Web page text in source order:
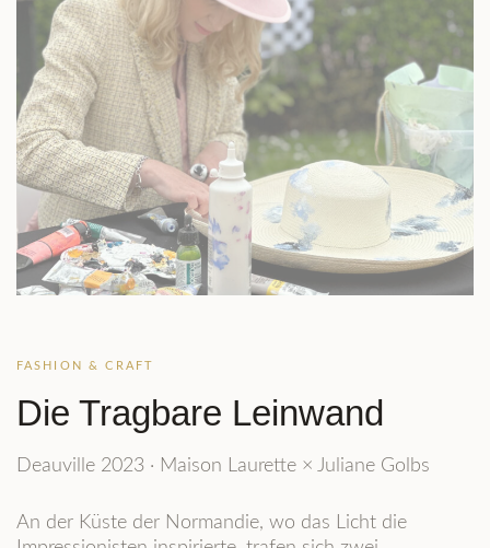
FASHION & CRAFT
Die Tragbare Leinwand
Deauville 2023 · Maison Laurette × Juliane Golbs
An der Küste der Normandie, wo das Licht die